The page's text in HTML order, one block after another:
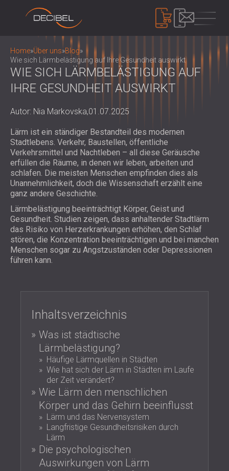
PRODUKTE
SCHALLDÄMMUNG
SCHALLSCHUTZ FÜR DECKEN
SCHALLSCHUTZ FÜR BÖDEN
SCHALLSCHUTZ TÜREN
AKUSTIKPLATTEN
ÖKOLOGISCHE PET-FILZ AKUSTIK
PANEELE UND TRENNWÄNDE
AKUSTIKPLATTEN AUS PERFORIERTEM
HOLZ
AKUSTISCHE STOFFPANEELE UND
BAFFEL
AKUSTIKPLATTEN AUS LATTENHOLZ
WOOD WOOL AKUSTIKPLATTEN
SCHAUMABSORBER, BASSFALLEN UND
DIFFUSOREN
AKUSTIKPLATTEN UND
LÄRMSCHUTZ
SCHALLSCHUTZ EINHAUSUNGEN,
KABINEN UND BARRIEREN
LOUVERS UND SCHALLDÄMPFER
ANTIVIBRATIONSHALTERUNGEN, PADS
UND AUFHÄNGER
AUDIOLOGIEKABINEN
GERÄTE
SCHALLPEGELMESSER
AND SAFETY KITS
ÜBER UNS
WER WIR SIND
BLOG
FORSCHUNG UND ENTWICKLUNG
REFERENZEN
ANWENDUNGEN
SCHALLSCHUTZ UND AKUSTIK FÜR
SCHALLSCHUTZ UND AKUSTIK FÜR
SCHALLDÄMMUNG UND AKUSTIK VON
MASCHINEN UND ANLAGEN
SCHALLSCHUTZ UND AKUSTIK FÜR
PROFESSIONELLE STUDIOS
SCHALLSCHUTZ UND AKUSTIK FÜR
LABORE UND PRÜFEINRICHTUNGEN
SCHALLSCHUTZ UND AKUSTIK FÜR
RESTAURANTS UND CLUBS
SCHALLSCHUTZ UND
AKUSTIKLÖSUNGEN FÜR HOTELS
SCHALLSCHUTZ UND AKUSTIK FÜR
AKUSTIKTECHNIK
BAUÜBERWACHUNG
BAUAUSFÜHRUNG
KONTAKTE
DOWNLOADBEREICH
ÖSTERREICH (AT)
БЪЛГАРИЯ (BG)
GREAT BRITAIN (GB)
DEUTSCHLAND (DE)
SRBIJA (RS)
ROMÂNIA (RO)
POLAND (PL)
SUCHE
Home»Über uns»Blog»
Wie sich Lärmbelästigung auf Ihre Gesundheit auswirkt
WIE SICH LÄRMBELÄSTIGUNG AUF
IHRE GESUNDHEIT AUSWIRKT
Autor: Nia Markovska,01.07.2025
Lärm ist ein ständiger Bestandteil des modernen
Stadtlebens. Verkehr, Baustellen, öffentliche
Verkehrsmittel und Nachtleben – all diese Geräusche
erfüllen die Räume, in denen wir leben, arbeiten und
schlafen. Die meisten Menschen empfinden dies als
Unannehmlichkeit, doch die Wissenschaft erzählt eine
ganz andere Geschichte.
Lärmbelästigung beeinträchtigt Körper, Geist und
Gesundheit. Studien zeigen, dass anhaltender Stadtlärm
das Risiko von Herzerkrankungen erhöhen, den Schlaf
stören, die Konzentration beeinträchtigen und bei manchen
Menschen sogar zu Angstzuständen oder Depressionen
führen kann.
Inhaltsverzeichnis
Was ist städtische
Lärmbelästigung?
Häufige Lärmquellen in Städten
Wie hat sich der Lärm in Städten im Laufe
der Zeit verändert?
Wie Lärm den menschlichen
Körper und das Gehirn beeinflusst
Lärm und das Nervensystem
Langfristige Gesundheitsrisiken durch
Lärm
Die psychologischen
Auswirkungen von Lärm